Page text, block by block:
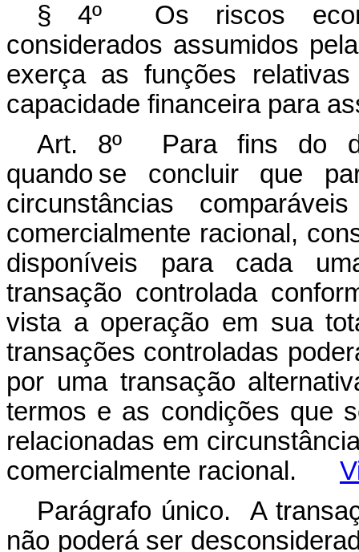
§ 4º Os riscos
considerados assumidos
exerça as funções
capacidade financeira para
Art. 8º Para fins do
quando se concluir que
circunstâncias
comercialmente racional,
disponíveis para cada
transação controlada
vista a operação em sua
transações controladas
por uma transação
termos e as condições que
relacionadas em
comercialmente racional.
Parágrafo único. A
não poderá ser